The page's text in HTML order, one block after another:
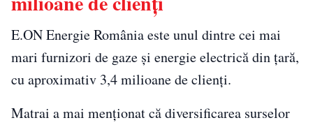
E.ON Energie România este unul dintre cei mai
mari furnizori de gaze și energie electrică din țară,
cu aproximativ 3,4 milioane de clienți.
Matrai a mai menționat că diversificarea surselor